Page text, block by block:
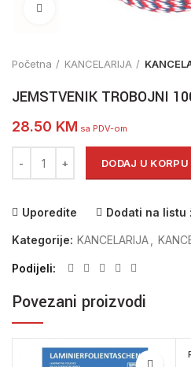
Click to enlarge
Početna KANCELARIJA
JEMSTVENIK TROBOJNI
28.50 KM sa PDV-om
DODAJ U KORPU
Uporedite Dodati na listu
Kategorije: KANCELARIJA
Podijeli
Povezani proizvodi